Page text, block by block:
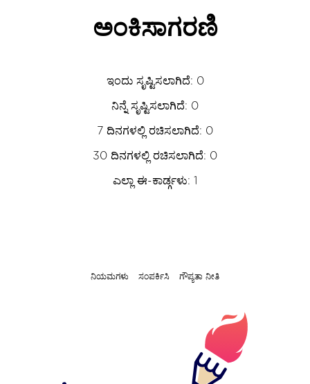
ಅಂಕಿಸಾಗರಣಿ
ಇಂದು ಸೃಷ್ಟಿಸಲಾಗಿದೆ: 0
ನಿನ್ನೆ ಸೃಷ್ಟಿಸಲಾಗಿದೆ: 0
7 ದಿನಗಳಲ್ಲಿ ರಚಿಸಲಾಗಿದೆ: 0
30 ದಿನಗಳಲ್ಲಿ ರಚಿಸಲಾಗಿದೆ: 0
ಎಲ್ಲಾ ಈ-ಕಾರ್ಡ್ಗಳು: 1
ನಿಯಮಗಳು ಸಂಪರ್ಕಿಸಿ ಗೌಪ್ಯತಾ ನೀತಿ